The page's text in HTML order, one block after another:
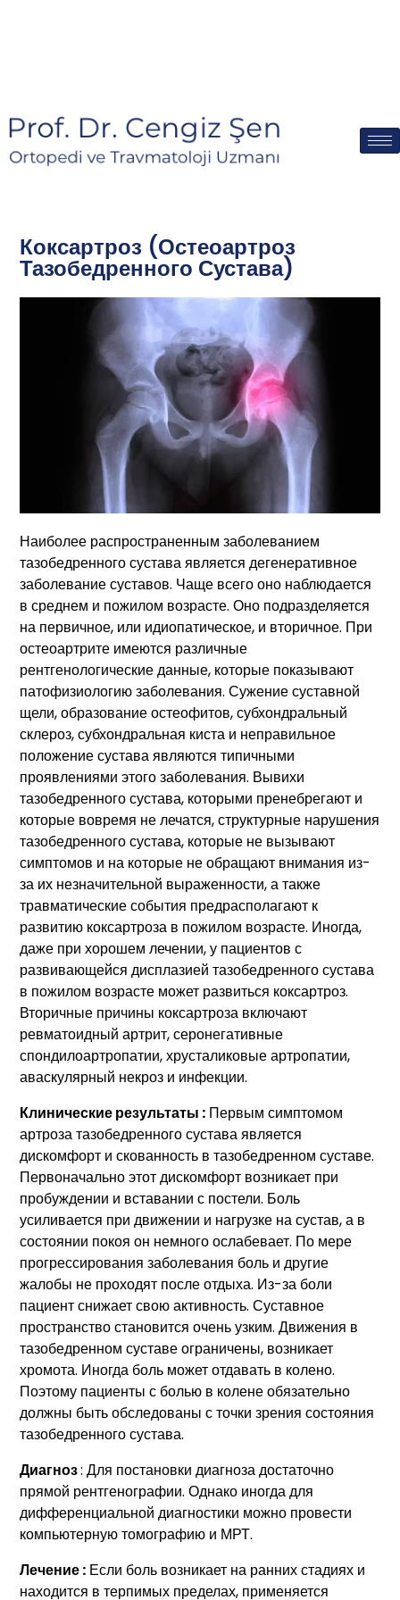
Коксартроз (Остеоартроз
Тазобедренного Сустава)
Наиболее распространенным заболеванием
тазобедренного сустава является дегенеративное
заболевание суставов. Чаще всего оно наблюдается
в среднем и пожилом возрасте. Оно подразделяется
на первичное, или идиопатическое, и вторичное. При
остеоартрите имеются различные
рентгенологические данные, которые показывают
патофизиологию заболевания. Сужение суставной
щели, образование остеофитов, субхондральный
склероз, субхондральная киста и неправильное
положение сустава являются типичными
проявлениями этого заболевания. Вывихи
тазобедренного сустава, которыми пренебрегают и
которые вовремя не лечатся, структурные нарушения
тазобедренного сустава, которые не вызывают
симптомов и на которые не обращают внимания из-
за их незначительной выраженности, а также
травматические события предрасполагают к
развитию коксартроза в пожилом возрасте. Иногда,
даже при хорошем лечении, у пациентов с
развивающейся дисплазией тазобедренного сустава
в пожилом возрасте может развиться коксартроз.
Вторичные причины коксартроза включают
ревматоидный артрит, серонегативные
спондилоартропатии, хрусталиковые артропатии,
аваскулярный некроз и инфекции.
Клинические результаты : Первым симптомом
артроза тазобедренного сустава является
дискомфорт и скованность в тазобедренном суставе.
Первоначально этот дискомфорт возникает при
пробуждении и вставании с постели. Боль
усиливается при движении и нагрузке на сустав, а в
состоянии покоя он немного ослабевает. По мере
прогрессирования заболевания боль и другие
жалобы не проходят после отдыха. Из-за боли
пациент снижает свою активность. Суставное
пространство становится очень узким. Движения в
тазобедренном суставе ограничены, возникает
хромота. Иногда боль может отдавать в колено.
Поэтому пациенты с болью в колене обязательно
должны быть обследованы с точки зрения состояния
тазобедренного сустава.
Диагноз: Для постановки диагноза достаточно
прямой рентгенографии. Однако иногда для
дифференциальной диагностики можно провести
компьютерную томографию и МРТ.
Лечение : Если боль возникает на ранних стадиях и
находится в терпимых пределах, применяется